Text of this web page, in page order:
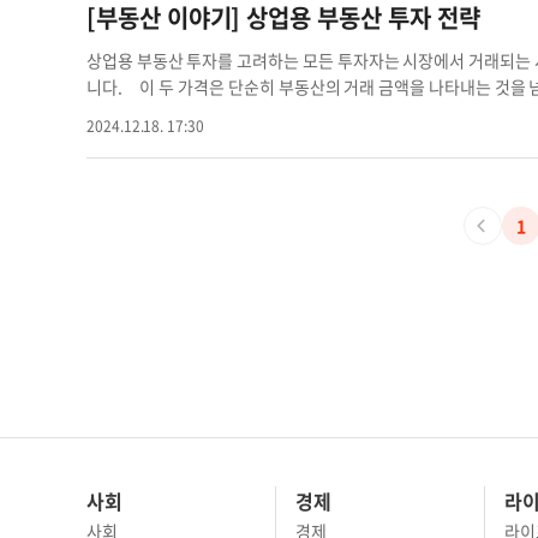
략적인 접근이 필수적입니다. 2025년 부동산 시장에서 좋은 개발
도전한다면, 장기적으로 높은 수익을 기대할 수 있을 것입니
용 부동산 부동산 개발 부동산 투자 개발 프로젝트
센터, 산업 물류 부문이 상대적으로 빠르게 회복할 것이며, 리테
시장은 특히 AI와 클라우드 서비스 확장으로 인해 빠르게 성장하
패밀리 시장에서는 2025년에 신규 아파트 건설이 둔화할 것으로
접근을 취하기 때문입니다. 그러나 임대 수요는 여전히 높아, 신
대도시 내 최상급 오피스 빌딩에 대한 수요는 지속할 것이며, 오래
니다. 이처럼 2025년은 부동산 시장이 새로운 성장 사이클을 맞
로 지원할 것입니다. ▶문의:(213)537-9691 렉스 유 / CBRE
는 장기 투자자들에게 오랜만에 장기 수익을 확보할 수 있는 기
년에 더욱 본격화될 전망입니다. 프라임 오피스 공간의 부족 현상
회복될 것입니다. 코로나19 팬데믹 이후 오피스 시장은 많은 변
큽니다. 리테일 부문은 2025년에도 상업용 부동산 부문 중 가장
브랜드들이 교외 쇼핑몰 및 오픈에어 몰(Open-air Mall)에 대한
성장으로 여전히 견조한 수요를 유지할 것입니다. 다만 임대 활동
난 2년간 신축 물량이 크게 증가했지만, 2025년에는 공실률이 소
은 주택 구입 비용이 임대 수요를 지속적으로 견인할 것입니다.
[부동산 이야기] 상업용 부동산 투자 전략
상업용 부동산 투자를 고려하는 모든 투자자는 시장에서 거래되
니다. 이 두 가격은 단순히 부동산의 거래 금액을 나타내는 것을
특정 시점의 시장 상황을 반영합니다. 반면, 투자 가격은 투자자
의 잠재적 가치를 기반으로 결정됩니다. 예를 들어, 특정 지역의
로 다른 투자자는 운영 비용이 비싸다는 이유로 900만 달러의
지 않으며, 투자자의 판단과 목표에 따라 달라질 수 있습니다. 부
안할 때는 장기적 성장 가능성을 근거로, 낮은 투자 가격을 제안
가격의 차이가 크다면, 구매를 보류하고 시장 상황을 지켜보는
2024.12.18. 17:30
1
사회
사회
경제
경제
라
라